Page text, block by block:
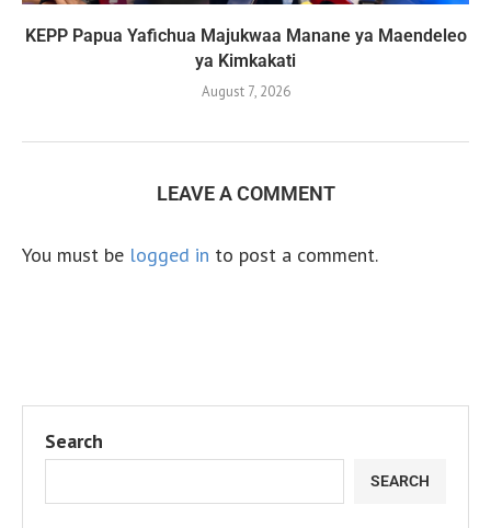
KEPP Papua Yafichua Majukwaa Manane ya Maendeleo
ya Kimkakati
August 7, 2026
LEAVE A COMMENT
You must be logged in to post a comment.
Search
SEARCH